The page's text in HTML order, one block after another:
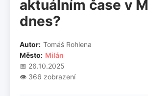
aktuálním čase v
dnes?
Autor: Tomáš Rohlena
Město: Milán
📅 26.10.2025
👁️ 366 zobrazení